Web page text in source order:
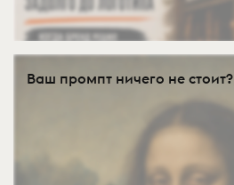
Ваш промпт ничего не стоит?